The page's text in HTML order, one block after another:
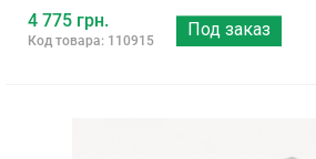
4 775 грн.
Код товара: 110915
Под заказ